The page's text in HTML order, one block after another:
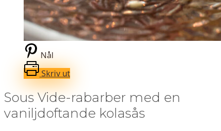
Nål
Skriv ut
Sous Vide-rabarber med en
vaniljdoftande kolasås